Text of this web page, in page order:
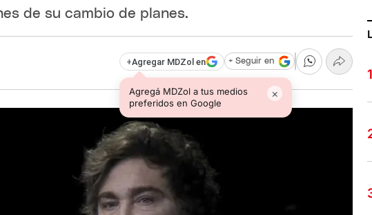
de su cambio de planes.
+Agregar MDZol en
Agregá MDZol a tus medios
preferidos en Google
×
+ Seguir en